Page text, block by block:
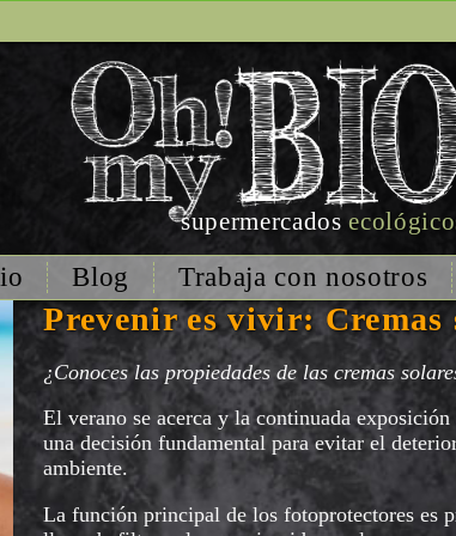
supermercados
Blog Trabaja con nosotros
Prevenir es vivir: Cremas
¿Conoces las propiedades de las cremas
El verano se acerca y la continuada
una decisión fundamental para evitar el
ambiente.
La función principal de los fotoprotectores es